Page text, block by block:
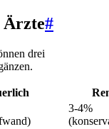
Ärzte#
drei
3-4%